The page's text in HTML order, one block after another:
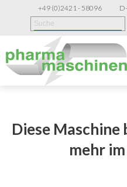
+49 (0)2421 - 58096
Diese
mehr